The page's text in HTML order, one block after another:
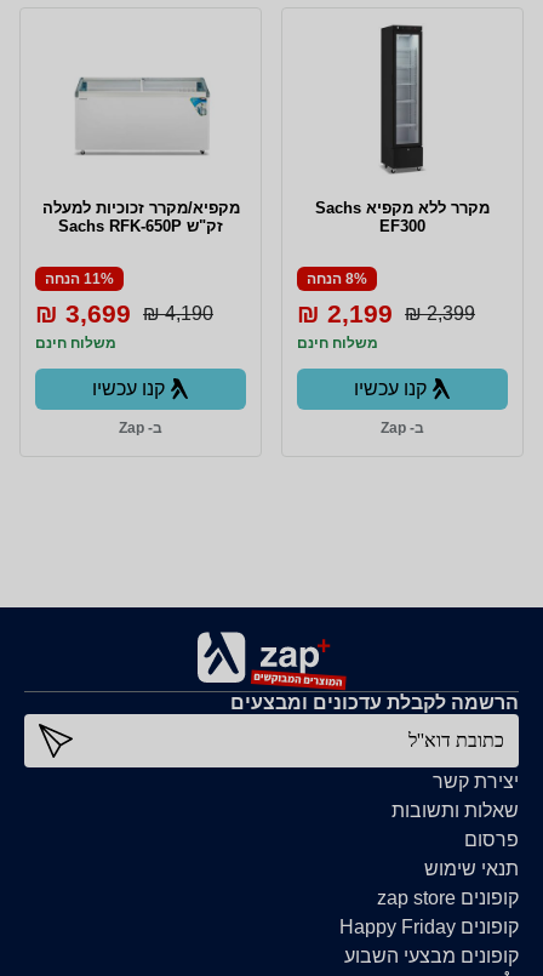
מקרר ללא מקפיא Sachs
EF300
8% הנחה
2,399 ₪
2,199 ₪
משלוח חינם
קנו עכשיו
ב- Zap
מקפיא/מקרר זכוכיות למעלה
זק"ש Sachs RFK-650P
11% הנחה
4,190 ₪
3,699 ₪
משלוח חינם
קנו עכשיו
ב- Zap
יצירת קשר
שאלות ותשובות
פרסום
תנאי שימוש
קופונים zap store
קופונים Happy Friday
קופונים מבצעי השבוע
הרשמה לקבלת עדכונים ומבצעים
כתובת דוא''ל